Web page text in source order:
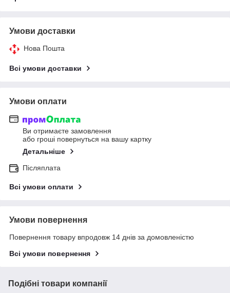
Умови доставки
Нова Пошта
Всі умови доставки
Умови оплати
Ви отримаєте замовлення
або гроші повернуться на вашу картку
Детальніше
Післяплата
Всі умови оплати
Умови повернення
Повернення товару впродовж 14 днів за домовленістю
Всі умови повернення
Подібні товари компанії